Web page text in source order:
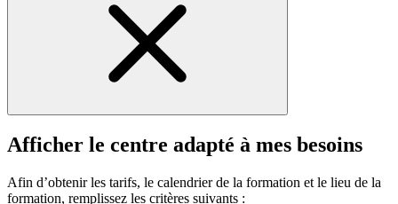
Afficher le centre adapté à mes besoins
Afin d’obtenir les tarifs, le calendrier de la formation et le lieu de la
formation, remplissez les critères suivants :